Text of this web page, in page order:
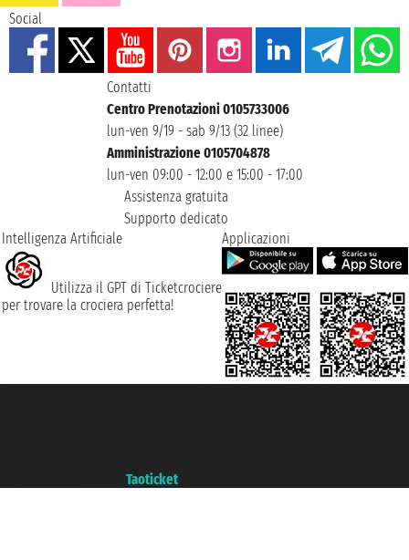
Social
Contatti
Centro Prenotazioni 0105733006
lun-ven 9/19 - sab 9/13 (32 linee)
Amministrazione 0105704878
lun-ven 09:00 - 12:00 e 15:00 - 17:00
Assistenza gratuita
Supporto dedicato
Intelligenza Artificiale
Utilizza il GPT di Ticketcrociere
per trovare la crociera perfetta!
Applicazioni
Taoticket